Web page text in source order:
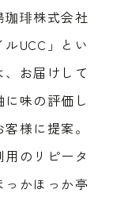
琲株式会社
UCC」とい
お届けして
味の評価し
様に提案。
のリピータ
かほっか亭